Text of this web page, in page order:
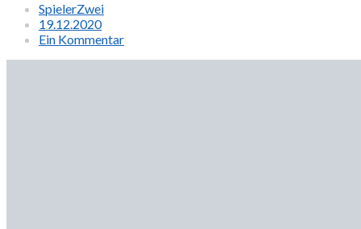
SpielerZwei
19.12.2020
Ein Kommentar